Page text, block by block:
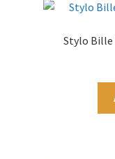
Alimentaire
Entretien /
Stylo Bille